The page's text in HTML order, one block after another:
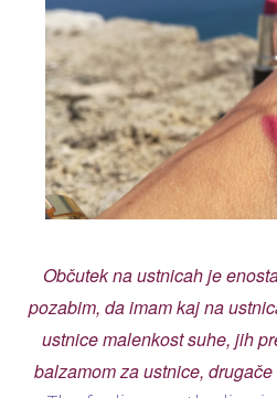
Občutek na ustnicah je
pozabim, da imam kaj na
ustnice malenkost suhe, jih
balzamom za ustnice,